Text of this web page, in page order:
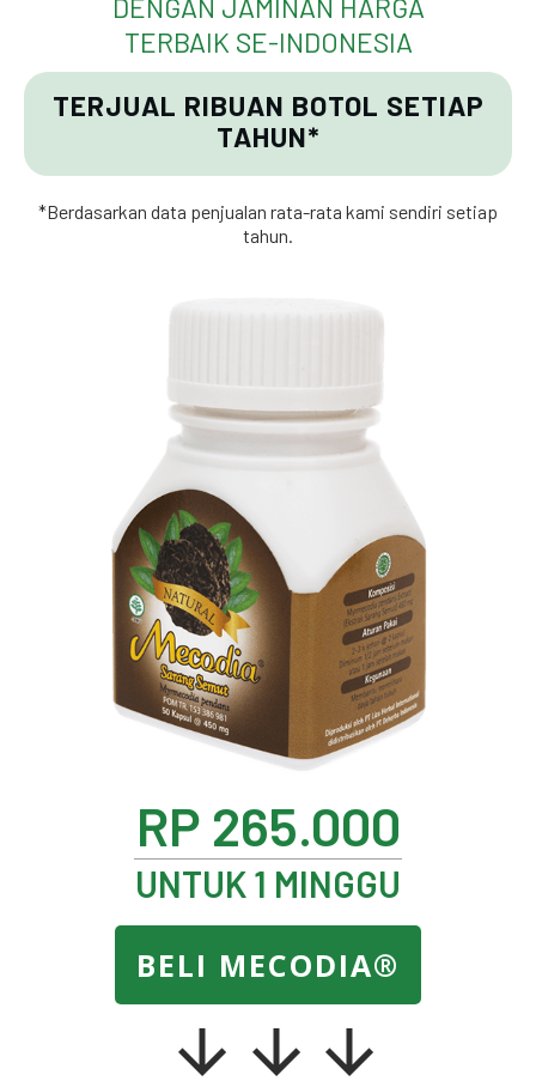
DENGAN JAMINAN HARGA
TERBAIK SE-INDONESIA
TERJUAL RIBUAN BOTOL SETIAP
TAHUN*
*Berdasarkan data penjualan rata-rata kami sendiri setiap
tahun.
RP 265.000
UNTUK 1 MINGGU
BELI MECODIA®